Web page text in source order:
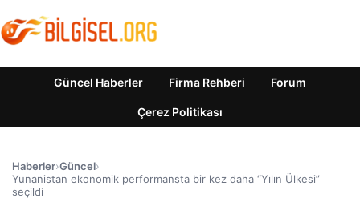
Güncel Haberler Firma Rehberi Forum
Çerez Politikası
Haberler›Güncel›
Yunanistan ekonomik performansta bir kez daha “Yılın Ülkesi”
seçildi